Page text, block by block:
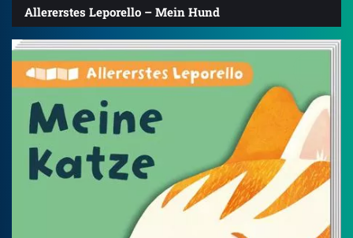
Allererstes Leporello – Mein Hund